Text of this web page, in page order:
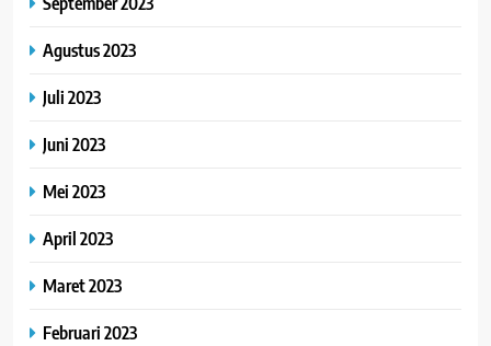
Agustus 2023
Juli 2023
Juni 2023
Mei 2023
April 2023
Maret 2023
Februari 2023